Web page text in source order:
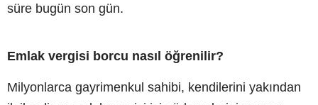
süre bugün son gün.
Emlak vergisi borcu nasıl öğrenilir?
Milyonlarca gayrimenkul sahibi, kendilerini yakından